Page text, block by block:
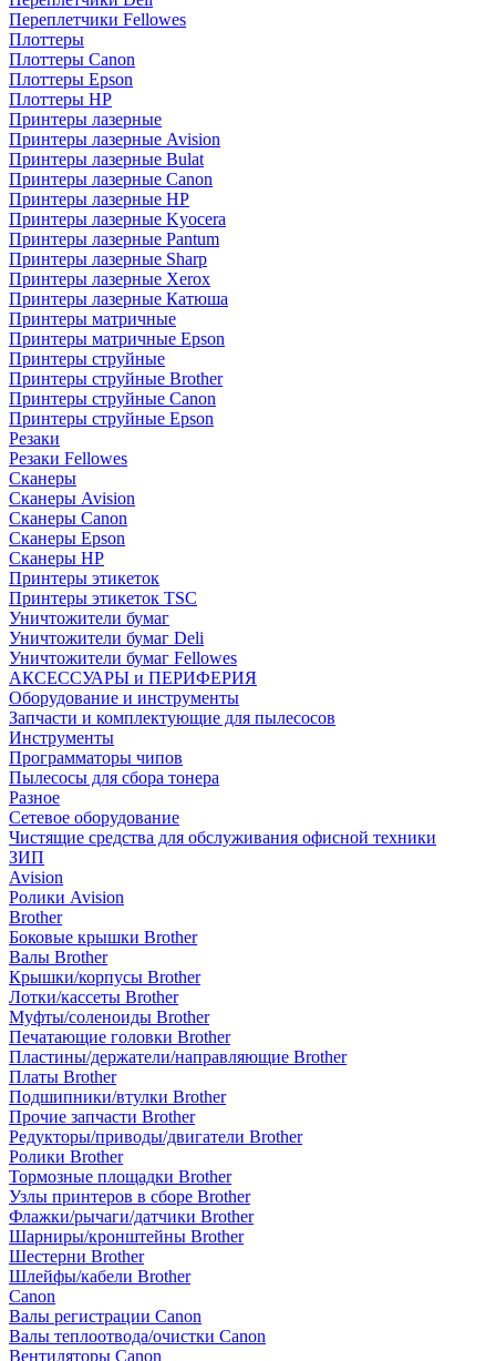
Переплетчики Fellowes
Плоттеры
Плоттеры Canon
Плоттеры Epson
Плоттеры HP
Принтеры лазерные
Принтеры лазерные Avision
Принтеры лазерные Bulat
Принтеры лазерные Canon
Принтеры лазерные HP
Принтеры лазерные Kyocera
Принтеры лазерные Pantum
Принтеры лазерные Sharp
Принтеры лазерные Xerox
Принтеры лазерные Катюша
Принтеры матричные
Принтеры матричные Epson
Принтеры струйные
Принтеры струйные Brother
Принтеры струйные Canon
Принтеры струйные Epson
Резаки
Резаки Fellowes
Сканеры
Сканеры Avision
Сканеры Canon
Сканеры Epson
Сканеры HP
Принтеры этикеток
Принтеры этикеток TSC
Уничтожители бумаг
Уничтожители бумаг Deli
Уничтожители бумаг Fellowes
АКСЕССУАРЫ и ПЕРИФЕРИЯ
Оборудование и инструменты
Запчасти и комплектующие для пылесосов
Инструменты
Программаторы чипов
Пылесосы для сбора тонера
Разное
Сетевое оборудование
Чистящие средства для обслуживания офисной техники
ЗИП
Avision
Ролики Avision
Brother
Боковые крышки Brother
Валы Brother
Крышки/корпусы Brother
Лотки/кассеты Brother
Муфты/соленоиды Brother
Печатающие головки Brother
Пластины/держатели/направляющие Brother
Платы Brother
Подшипники/втулки Brother
Прочие запчасти Brother
Редукторы/приводы/двигатели Brother
Ролики Brother
Тормозные площадки Brother
Узлы принтеров в сборе Brother
Флажки/рычаги/датчики Brother
Шарниры/кронштейны Brother
Шестерни Brother
Шлейфы/кабели Brother
Canon
Валы регистрации Canon
Валы теплоотвода/очистки Canon
Вентиляторы Canon